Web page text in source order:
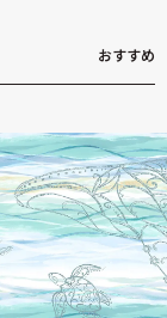
おすすめ